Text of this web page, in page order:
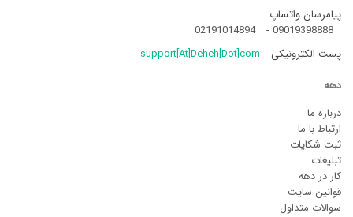
پیامرسان واتساپ
09019398888
-
02191014894
پست الکترونیکی
support[At]Deheh[Dot]com
دهه
درباره ما
ارتباط با ما
ثبت شکایات
تبلیغات
کار در دهه
قوانین سایت
سوالات متداول